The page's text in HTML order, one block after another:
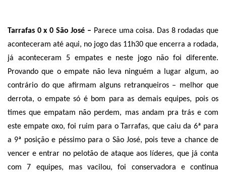
Tarrafas 0 x 0 São José – Parece uma coisa. Das 8 rodadas que
aconteceram até aqui, no jogo das 11h30 que encerra a rodada,
já aconteceram 5 empates e neste jogo não foi diferente.
Provando que o empate não leva ninguém a lugar algum, ao
contrário do que afirmam alguns retranqueiros – melhor que
derrota, o empate só é bom para as demais equipes, pois os
times que empatam não perdem, mas andam pra trás e com
este empate oxo, foi ruim para o Tarrafas, que caiu da 6ª para
a 9ª posição e péssimo para o São José, pois teve a chance de
vencer e entrar no pelotão de ataque aos líderes, que já conta
com 7 equipes, mas vacilou, foi conservadora e continua